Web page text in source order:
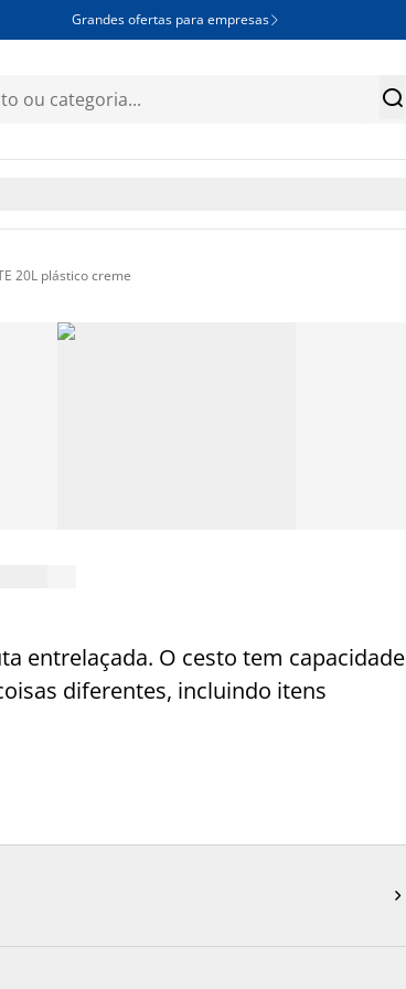
Grandes ofertas para empresas 

20L plástico creme
entrelaçada. O cesto tem capacidade
diferentes, incluindo itens
